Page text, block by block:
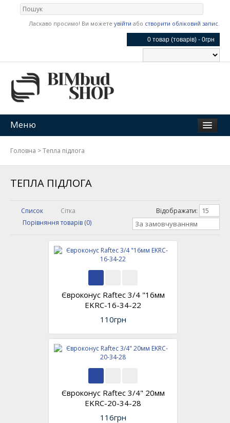
Ласкаво просимо! Ви можете увійти або створити обліковий запис.
0 товар (товарів) - 0грн
Меню
Головна >Тепла підлога
ТЕПЛА ПІДЛОГА
Список Сітка Відображати: 15
За замовчуванням
Порівняння товарів (0)
Євроконус Raftec 3/4 "16мм
EKRC-16-34-22
110грн
Євроконус Raftec 3/4" 20мм
EKRC-20-34-28
116грн